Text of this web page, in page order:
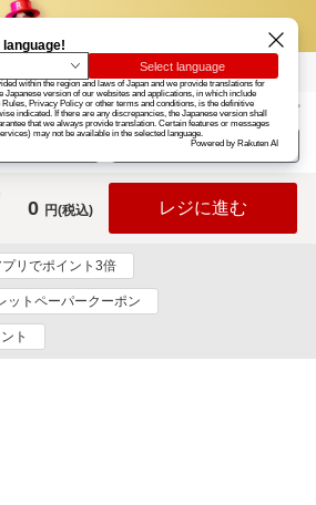
楽天グループ カード
お知らせ ヘルプ
ログイン
0 円(税込) レジに進む
リでポイント3倍
ットペーパークーポン
ト